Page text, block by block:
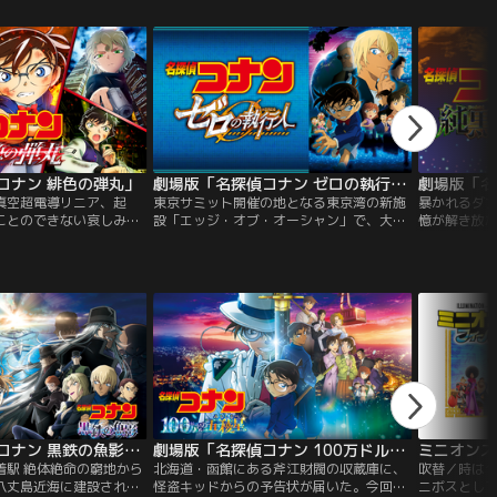
ひとつとなった。
う。困り果
阿笠博士の
行方を追う
自らの正体
営む毛利蘭
たして、新
くめの男達
怪事件をめ
躍が始まっ
ナン 緋色の弾丸」
空超電導リニア、起
とのできない哀しみの
開会式に合わせて、日
、最高時速1000km
超電導リニア」が新名
される…。
劇場版「名探偵コナン ゼロの執行人」
東京サミット開催の地となる東京湾の新施
設「エッジ・オブ・オーシャン」で、大規
人は毛利小五郎と断定されてしまう。小五
郎の逮捕を巡って安室と敵対し始めるコナ
ン。事件に隠された陰謀にコナンと公安警
察が近づく中…。
暴かれるダ
憶が解き放
ドアイ”の持
の正体が組
恐れる灰原
探るコナ
劇場版「名探偵コナン 黒鉄の魚影（サブマリン）」
絶体絶命の窮地から
丈島近海に建設され
劇場版「名探偵コナン 100万ドルの五稜星（みちしるべ）」
北海道・函館にある斧江財閥の収蔵庫に、
怪盗キッドからの予告状が届いた。今回キ
ミニオン
吹替／時は
ニボスとし